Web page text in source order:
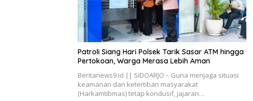
Patroli Siang Hari Polsek Tarik Sasar ATM hingga
Pertokoan, Warga Merasa Lebih Aman
Beritanews9.id || SIDOARJO – Guna menjaga situasi
keamanan dan ketertiban masyarakat
(Harkamtibmas) tetap kondusif, jajaran…